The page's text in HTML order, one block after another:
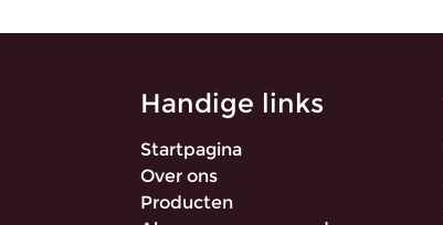
Handige links
Startpagina
Over ons
Producten